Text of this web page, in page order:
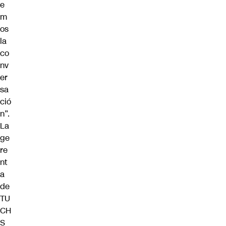
e
m
os
la
co
nv
er
sa
ció
n”.
La
ge
re
nt
a
de
TU
CH
S